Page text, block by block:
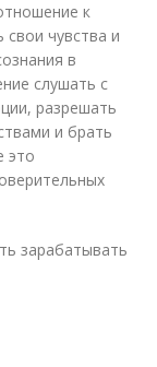
к
чувства и
в
слушать с
разрешать
и брать
это
зарабатывать